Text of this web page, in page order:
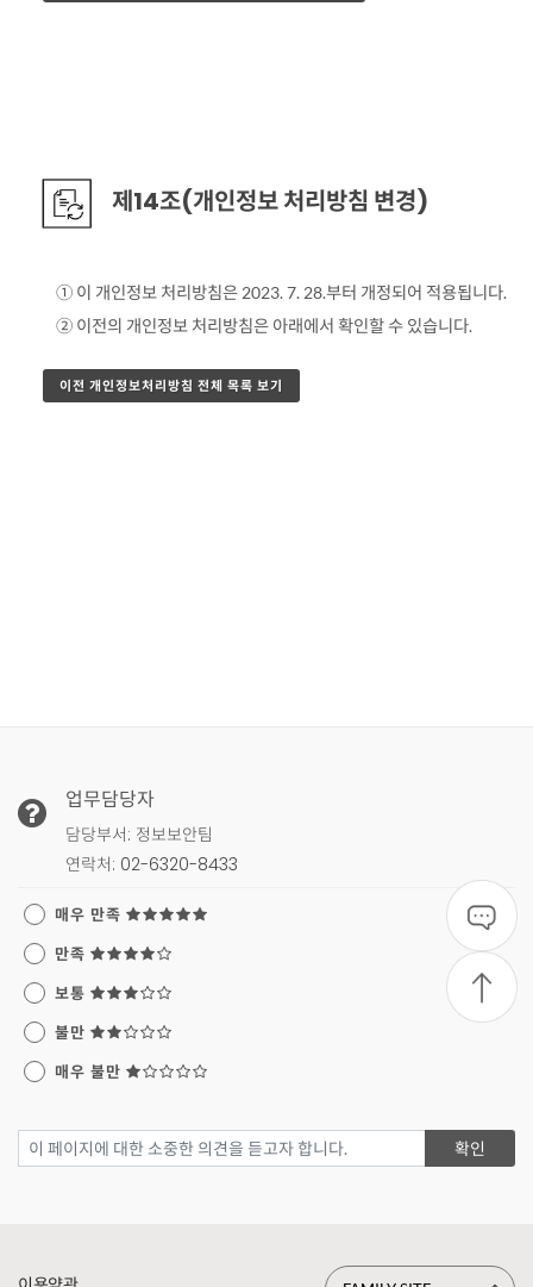
제14조(개인정보 처리방침 변경)
① 이 개인정보 처리방침은 2023. 7. 28.부터 개정되어 적용됩니다.
② 이전의 개인정보 처리방침은 아래에서 확인할 수 있습니다.
이전 개인정보처리방침 전체 목록 보기
페이지 만족도 조사 및 업무담당자 정보
업무담당자
담당부서: 정보보안팀
연락처: 02-6320-8433
이 페이지에 대한 전반적인 만족도를 선택해
매우 만족
만족
보통
불만
매우 불만
페이지 만족도 조사 의견 입력 확인